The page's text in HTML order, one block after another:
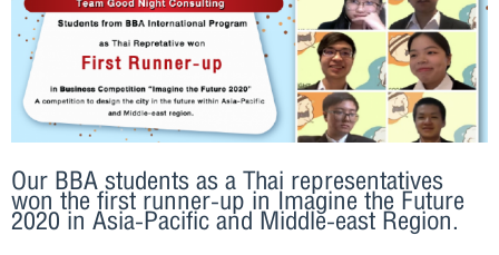
Our BBA students as a Thai representatives
won the first runner-up in Imagine the Future
2020 in Asia-Pacific and Middle-east Region.